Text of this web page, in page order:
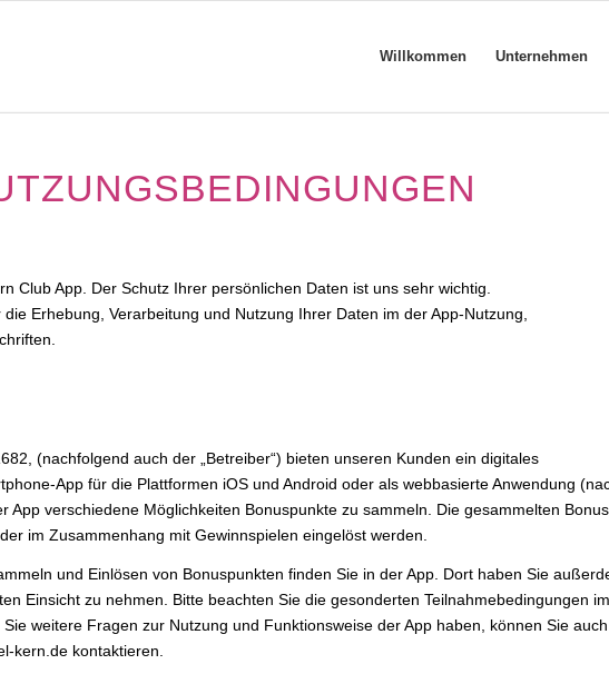
Willkommen Unternehmen
Club App. Der Schutz Ihrer persönlichen Daten ist uns sehr wichtig.
Erhebung, Verarbeitung und Nutzung Ihrer Daten im der App-Nutzung,
(nachfolgend auch der „Betreiber“) bieten unseren Kunden ein digitales
App für die Plattformen iOS und Android oder als webbasierte Anwendung
App verschiedene Möglichkeiten Bonuspunkte zu sammeln. Die gesammelten
im Zusammenhang mit Gewinnspielen eingelöst werden.
und Einlösen von Bonuspunkten finden Sie in der App. Dort haben Sie
Einsicht zu nehmen. Bitte beachten Sie die gesonderten Teilnahmebedingungen im
weitere Fragen zur Nutzung und Funktionsweise der App haben, können Sie
kern.de kontaktieren.